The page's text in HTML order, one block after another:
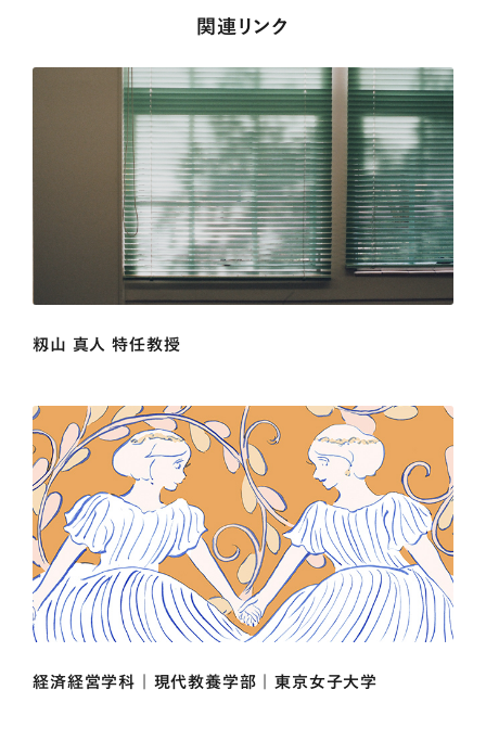
関連リンク
籾山 真人 特任教授
経済経営学科 | 現代教養学部 | 東京女子大学